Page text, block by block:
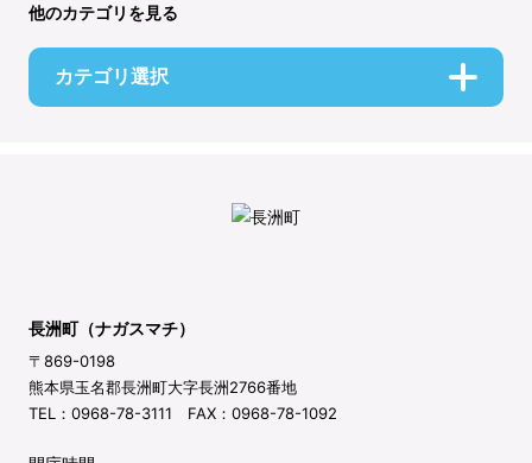
他のカテゴリを見る
カテゴリ選択
長洲町（ナガスマチ）
〒869-0198
熊本県玉名郡長洲町大字長洲2766番地
TEL：0968-78-3111 FAX：0968-78-1092